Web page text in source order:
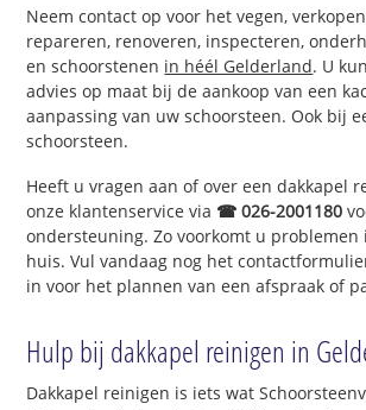
Neem contact op voor het vegen,
repareren, renoveren, inspecteren,
en schoorstenen in héél Gelderland. U
advies op maat bij de aankoop van een
aanpassing van uw schoorsteen. Ook bij
schoorsteen.
Heeft u vragen aan of over een dakkapel
onze klantenservice via ☎ 026-2001180
ondersteuning. Zo voorkomt u problemen
huis. Vul vandaag nog het
in voor het plannen van een afspraak of
Hulp bij dakkapel reinigen in
Dakkapel reinigen is iets wat